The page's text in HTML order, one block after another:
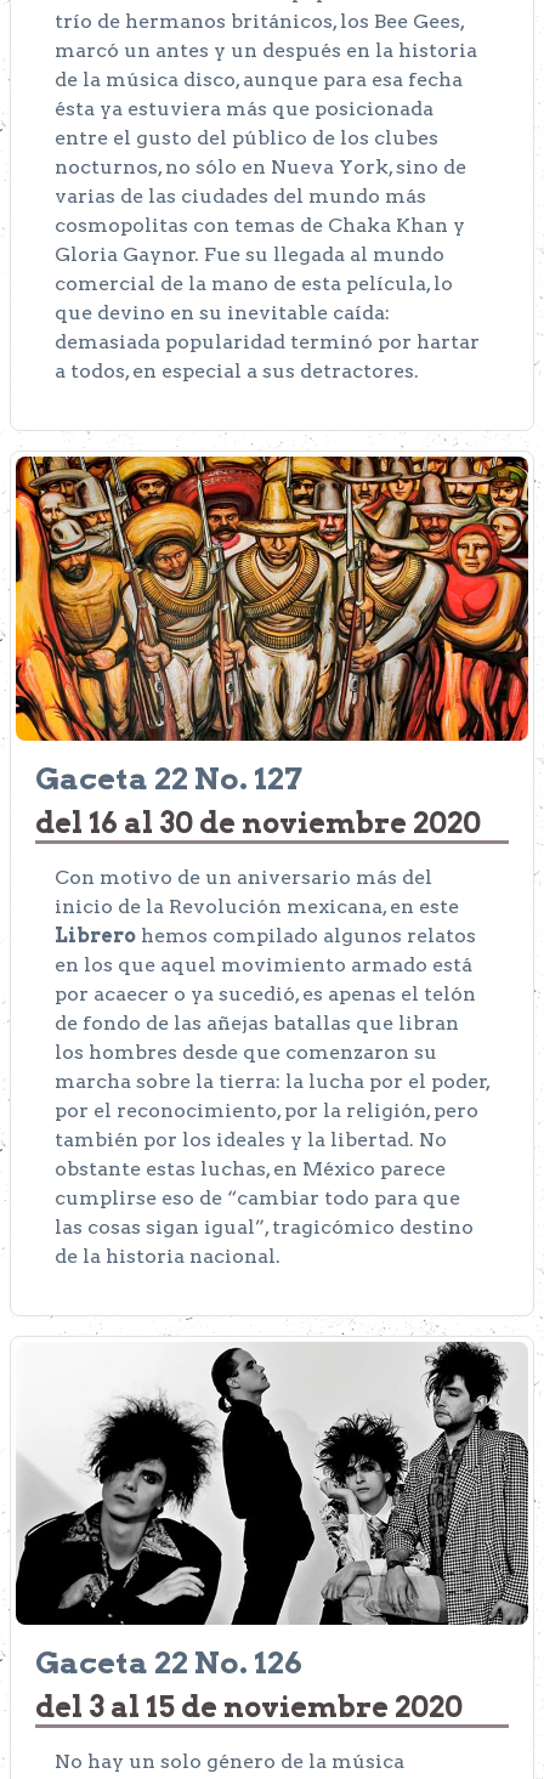
trío de hermanos británicos, los Bee Gees,
marcó un antes y un después en la historia
de la música disco, aunque para esa fecha
ésta ya estuviera más que posicionada
entre el gusto del público de los clubes
nocturnos, no sólo en Nueva York, sino de
varias de las ciudades del mundo más
cosmopolitas con temas de Chaka Khan y
Gloria Gaynor. Fue su llegada al mundo
comercial de la mano de esta película, lo
que devino en su inevitable caída:
demasiada popularidad terminó por hartar
a todos, en especial a sus detractores.
Gaceta 22 No. 127
del 16 al 30 de noviembre 2020
Con motivo de un aniversario más del
inicio de la Revolución mexicana, en este
Librero hemos compilado algunos relatos
en los que aquel movimiento armado está
por acaecer o ya sucedió, es apenas el telón
de fondo de las añejas batallas que libran
los hombres desde que comenzaron su
marcha sobre la tierra: la lucha por el poder,
por el reconocimiento, por la religión, pero
también por los ideales y la libertad. No
obstante estas luchas, en México parece
cumplirse eso de “cambiar todo para que
las cosas sigan igual”, tragicómico destino
de la historia nacional.
Gaceta 22 No. 126
del 3 al 15 de noviembre 2020
No hay un solo género de la música